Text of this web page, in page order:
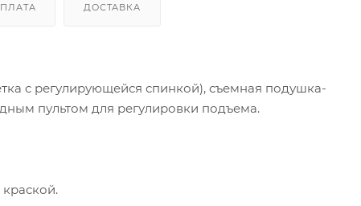
ДОСТАВКА
с регулирующейся спинкой), съемная подушка-
пультом для регулировки подъема.